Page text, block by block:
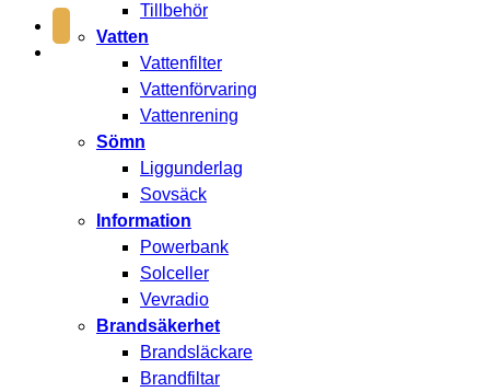
Tillbehör
Vatten
Vattenfilter
Vattenförvaring
Vattenrening
Sömn
Liggunderlag
Sovsäck
Information
Powerbank
Solceller
Vevradio
Brandsäkerhet
Brandsläckare
Brandfiltar